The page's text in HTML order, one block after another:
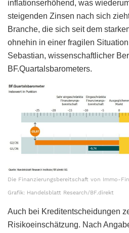
inflationserhöhend, was
steigenden Zinsen nach sich
Branche, die sich seit dem
ohnehin in einer fragilen
Sebastian, wissenschaftlicher
BF.Quartalsbarometers.
Die Finanzierungsbereitschaft von Immo-
Grafik: Handelsblatt Research/BF.direkt
Auch bei Kreditentscheidungen
Risikoeinschätzung. Nach